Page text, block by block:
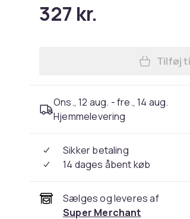
327 kr.
Tilføj
Ons., 12 aug. - fre., 14 aug.
Hjemmelevering
Sikker betaling
14 dages åbent køb
Sælges og leveres af
Super Merchant